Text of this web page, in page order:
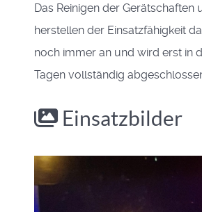
Das Reinigen der Gerätschaften
herstellen der Einsatzfähigkeit
noch immer an und wird erst in
Tagen vollständig
Einsatzbilder